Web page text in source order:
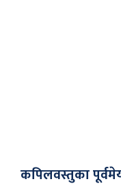
कपिलवस्तुका